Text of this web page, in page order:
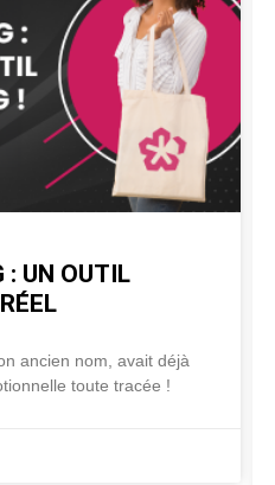
: UN OUTIL
ancien nom, avait déjà
toute tracée !